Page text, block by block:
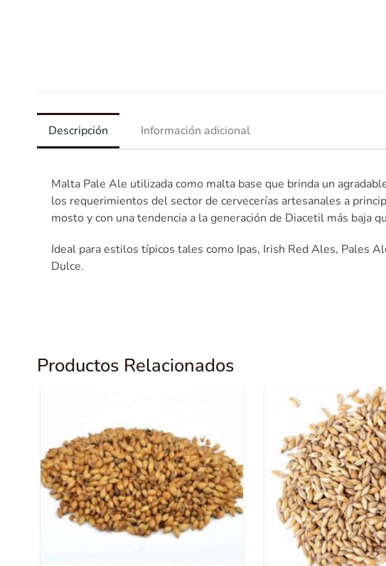
Descripción Información adicional
Malta Pale Ale utilizada como malta base que brinda un
los requerimientos del sector de cervecerías artesanales a
mosto y con una tendencia a la generación de Diacetil más baja
Ideal para estilos típicos tales como Ipas, Irish Red Ales, Pales
Dulce.
Productos Relacionados